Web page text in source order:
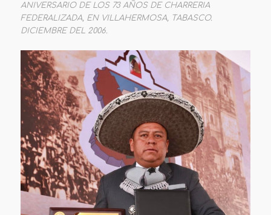
ANIVERSARIO DE LOS 73 AÑOS DE CHARRERIA
FEDERALIZADA, EN VILLAHERMOSA, TABASCO.
DICIEMBRE DEL 2006.